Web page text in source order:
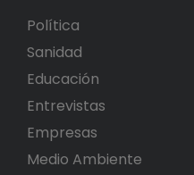
Política
Sanidad
Educación
Entrevistas
Empresas
Medio Ambiente